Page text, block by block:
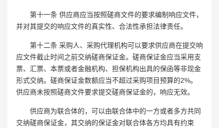
第十一条 供应商应当按照磋商文件的要求编制响应文件，
并对其提交的响应文件的真实性、合法性承担法律责任。
第十二条 采购人、采购代理机构可以要求供应商在提交响
应文件截止时间之前交纳磋商保证金。磋商保证金应当采用支
票、汇票、本票或者金融机构、担保机构出具的保函等非现金
形式交纳。磋商保证金数额应当不超过采购项目预算的2%。
供应商未按照磋商文件要求提交磋商保证金的，响应无效。
供应商为联合体的，可以由联合体中的一方或者多方共同
交纳磋商保证金，其交纳的保证金对联合体各方均具有约束